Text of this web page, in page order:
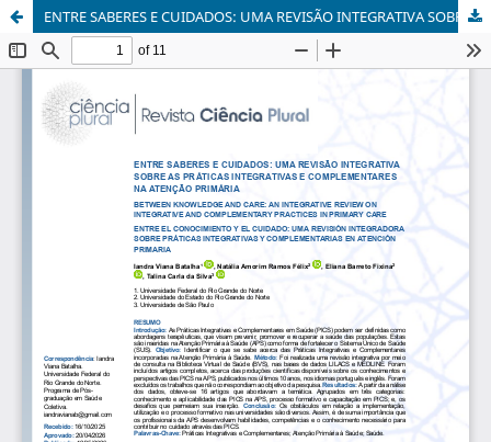
ENTRE SABERES E CUIDADOS: UMA REVISÃO INTEGRATIVA SOBRE AS PRÁTICAS INTEGRATIVAS E COMPLEMENTARES NA ATENÇÃO PRIMÁRIA